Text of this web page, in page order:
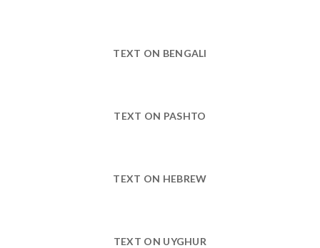
TEXT ON BENGALI
TEXT ON PASHTO
TEXT ON HEBREW
TEXT ON UYGHUR